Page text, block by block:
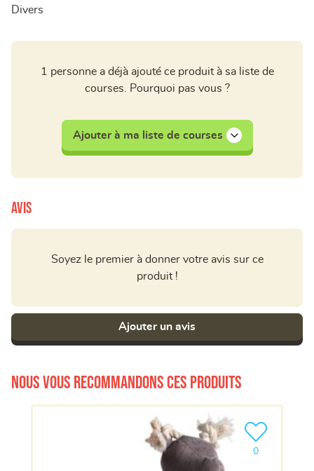
Divers
1 personne a déjà ajouté ce produit à sa liste de
courses. Pourquoi pas vous ?
Ajouter à ma liste de courses
Avis
Soyez le premier à donner votre avis sur ce
produit !
Ajouter un avis
Nous vous recommandons ces produits
0
Ajouter le